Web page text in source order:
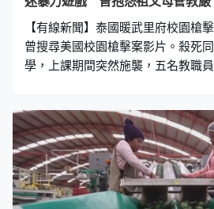
【有線新聞】泰國暖武里府校園槍
曾搜尋美國校園槍擊案影片。殺死
學，上課期間突然施襲，五名教職
手近距離開槍。槍手周五早上在泰
殺多人後自盡。警員的隨身攝錄機
上樓搜索，協助學生疏散。 傳媒報
住，當天早上拿走祖父藏在儲物櫃
的祖父，再向睡覺中的祖母下手，